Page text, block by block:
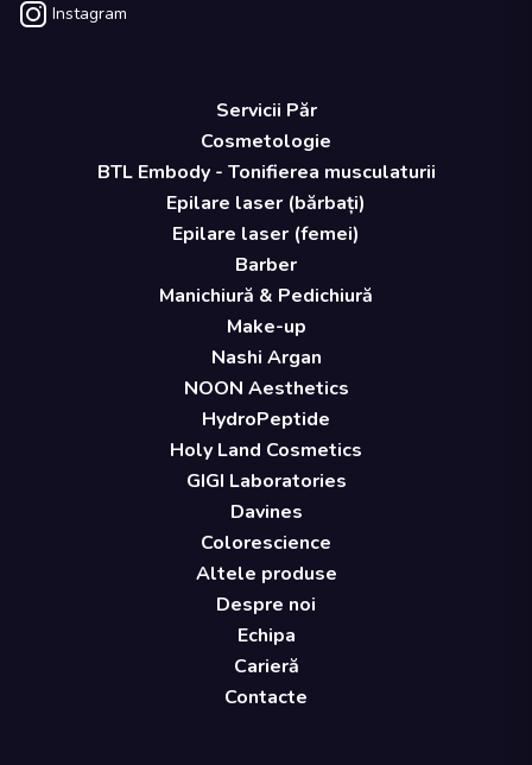
Instagram
Servicii Păr
Cosmetologie
BTL Embody - Tonifierea musculaturii
Epilare laser (bărbați)
Epilare laser (femei)
Barber
Manichiură & Pedichiură
Make-up
Nashi Argan
NOON Aesthetics
HydroPeptide
Holy Land Cosmetics
GIGI Laboratories
Davines
Colorescience
Altele produse
Despre noi
Echipa
Carieră
Contacte